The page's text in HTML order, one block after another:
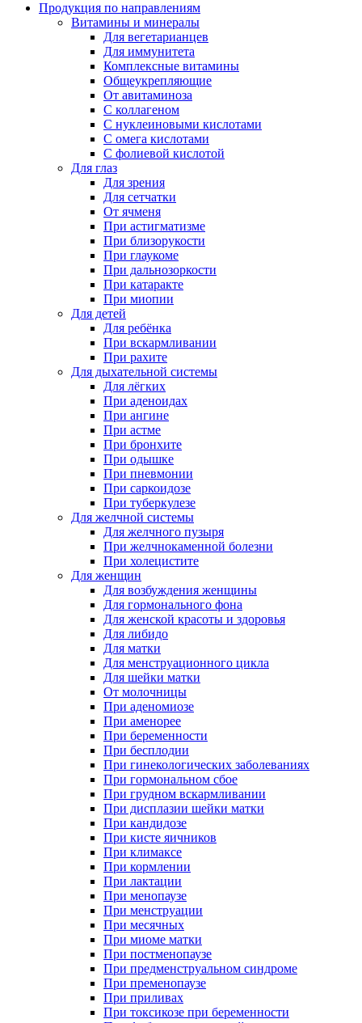
Продукция по направлениям
Витамины и минералы
Для вегетарианцев
Для иммунитета
Комплексные витамины
Общеукрепляющие
От авитаминоза
С коллагеном
С нуклеиновыми кислотами
С омега кислотами
С фолиевой кислотой
Для глаз
Для зрения
Для сетчатки
От ячменя
При астигматизме
При близорукости
При глаукоме
При дальнозоркости
При катаракте
При миопии
Для детей
Для ребёнка
При вскармливании
При рахите
Для дыхательной системы
Для лёгких
При аденоидах
При ангине
При астме
При бронхите
При одышке
При пневмонии
При саркоидозе
При туберкулезе
Для желчной системы
Для желчного пузыря
При желчнокаменной болезни
При холецистите
Для женщин
Для возбуждения женщины
Для гормонального фона
Для женской красоты и здоровья
Для либидо
Для матки
Для менструационного цикла
Для шейки матки
От молочницы
При аденомиозе
При аменорее
При беременности
При бесплодии
При гинекологических заболеваниях
При гормональном сбое
При грудном вскармливании
При дисплазии шейки матки
При кандидозе
При кисте яичников
При климаксе
При кормлении
При лактации
При менопаузе
При менструации
При месячных
При миоме матки
При постменопаузе
При предменструальном синдроме
При пременопаузе
При приливах
При токсикозе при беременности